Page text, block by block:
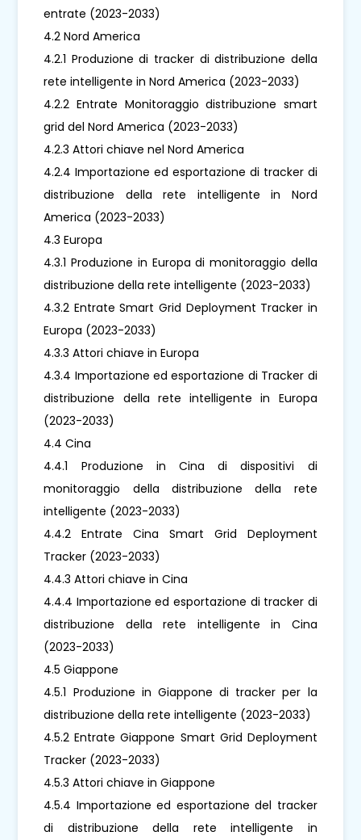
entrate (2023-2033)
4.2 Nord America
4.2.1 Produzione di tracker di distribuzione della
rete intelligente in Nord America (2023-2033)
4.2.2 Entrate Monitoraggio distribuzione smart
grid del Nord America (2023-2033)
4.2.3 Attori chiave nel Nord America
4.2.4 Importazione ed esportazione di tracker di
distribuzione della rete intelligente in Nord
America (2023-2033)
4.3 Europa
4.3.1 Produzione in Europa di monitoraggio della
distribuzione della rete intelligente (2023-2033)
4.3.2 Entrate Smart Grid Deployment Tracker in
Europa (2023-2033)
4.3.3 Attori chiave in Europa
4.3.4 Importazione ed esportazione di Tracker di
distribuzione della rete intelligente in Europa
(2023-2033)
4.4 Cina
4.4.1 Produzione in Cina di dispositivi di
monitoraggio della distribuzione della rete
intelligente (2023-2033)
4.4.2 Entrate Cina Smart Grid Deployment
Tracker (2023-2033)
4.4.3 Attori chiave in Cina
4.4.4 Importazione ed esportazione di tracker di
distribuzione della rete intelligente in Cina
(2023-2033)
4.5 Giappone
4.5.1 Produzione in Giappone di tracker per la
distribuzione della rete intelligente (2023-2033)
4.5.2 Entrate Giappone Smart Grid Deployment
Tracker (2023-2033)
4.5.3 Attori chiave in Giappone
4.5.4 Importazione ed esportazione del tracker
di distribuzione della rete intelligente in